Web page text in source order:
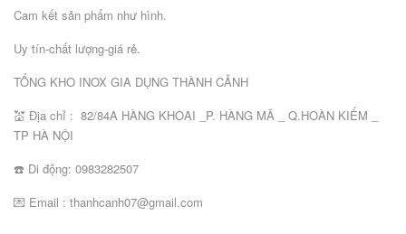
Cam kết sản phẩm như hình.
Uy tín-chất lượng-giá rẻ.
TỔNG KHO INOX GIA DỤNG THÀNH CẢNH
💒 Địa chỉ : 82/84A HÀNG KHOAI _P. HÀNG MÃ _ Q.HOÀN KIẾM _
TP HÀ NỘI
☎️ Di động: 0983282507
💌 Email : thanhcanh07@gmail.com